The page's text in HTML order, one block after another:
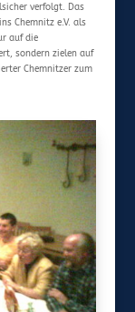
verfolgt. Das
Chemnitz e.V. als
auf die
sondern zielen auf
Chemnitzer zum